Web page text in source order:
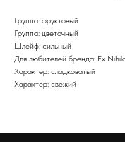
Группа: фруктовый
Группа: цветочный
Шлейф: сильный
Для любителей бренда: Ex
Характер: сладковатый
Характер: свежий